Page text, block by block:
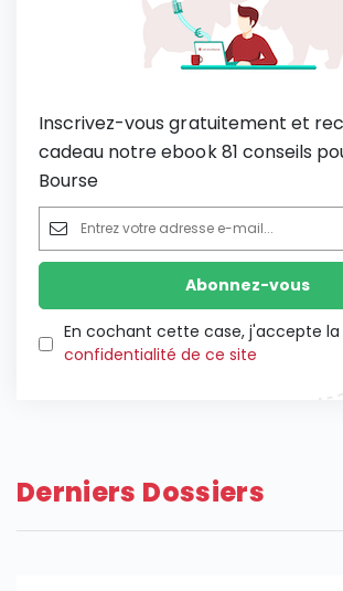
Inscrivez-vous gratuitement et
cadeau notre ebook 81 conseils
Bourse
En cochant cette case, j'accepte la
confidentialité de ce site
Derniers Dossiers